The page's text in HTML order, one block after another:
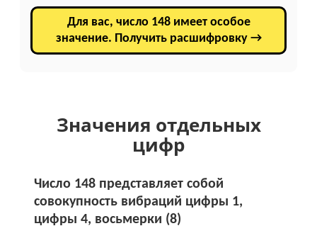
Для вас, число 148 имеет особое
значение. Получить расшифровку →
Значения отдельных
цифр
Число 148 представляет собой
совокупность вибраций цифры 1,
цифры 4, восьмерки (8)